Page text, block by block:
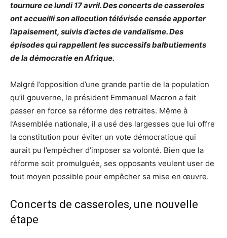
tournure ce lundi 17 avril. Des concerts de casseroles
ont accueilli son allocution télévisée censée apporter
l’apaisement, suivis d’actes de vandalisme. Des
épisodes qui rappellent les successifs balbutiements
de la démocratie en Afrique.
Malgré l’opposition d’une grande partie de la population
qu’il gouverne, le président Emmanuel Macron a fait
passer en force sa réforme des retraites. Même à
l’Assemblée nationale, il a usé des largesses que lui offre
la constitution pour éviter un vote démocratique qui
aurait pu l’empêcher d’imposer sa volonté. Bien que la
réforme soit promulguée, ses opposants veulent user de
tout moyen possible pour empêcher sa mise en œuvre.
Concerts de casseroles, une nouvelle
étape